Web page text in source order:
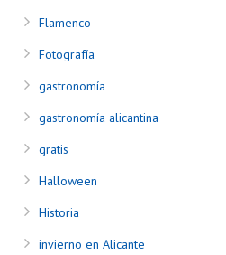
Flamenco
Fotografía
gastronomía
gastronomía alicantina
gratis
Halloween
Historia
invierno en Alicante